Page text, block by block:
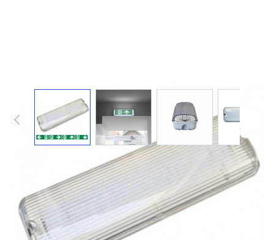
REMBRANDT Auto 8 uur / nood- of
vluchtwegverlichting
Te verkrijgen met heldere of matte kap. Autonomie van 8
uur. Inclusief pictogrammenserie voor